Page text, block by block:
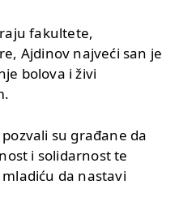
fakultete,
Ajdinov najveći san je
bolova i živi
su građane da
i solidarnost te
da nastavi